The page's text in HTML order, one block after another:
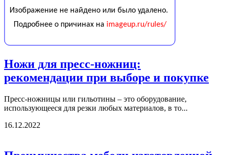
Ножи для пресс-ножниц:
рекомендации при выборе и покупке
Пресс-ножницы или гильотины – это оборудование,
использующееся для резки любых материалов, в то...
16.12.2022